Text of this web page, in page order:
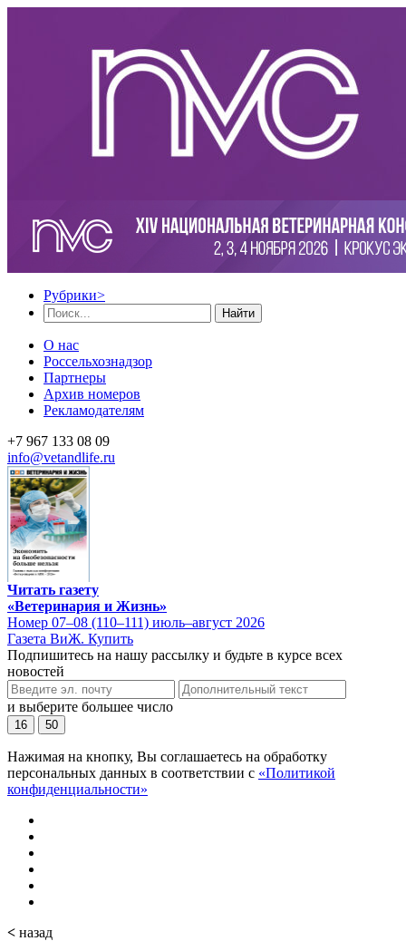
Рубрики>
Найти
О нас
Россельхознадзор
Партнеры
Архив номеров
Рекламодателям
+7 967 133 08 09
info@vetandlife.ru
Читать газету
«Ветеринария и Жизнь»
Номер 07–08 (110–111) июль–август 2026
Газета ВиЖ. Купить
Подпишитесь на нашу рассылку и будьте в курсе всех
новостей
и выберите большее число
16 50
Нажимая на кнопку, Вы соглашаетесь на обработку
персональных данных в соответствии с «Политикой
конфиденциальности»
< назад